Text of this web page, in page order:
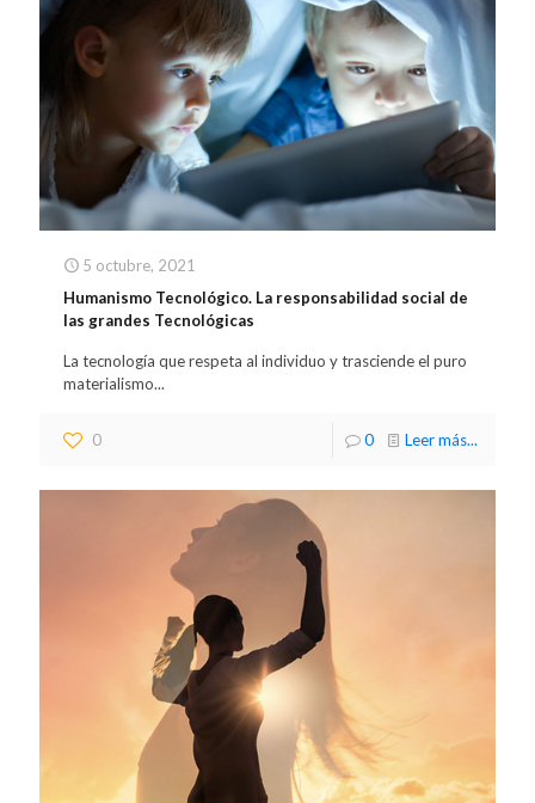
5 octubre, 2021
Humanismo Tecnológico. La responsabilidad social de
las grandes Tecnológicas
La tecnología que respeta al individuo y trasciende el puro
materialismo...
0 0 Leer más...